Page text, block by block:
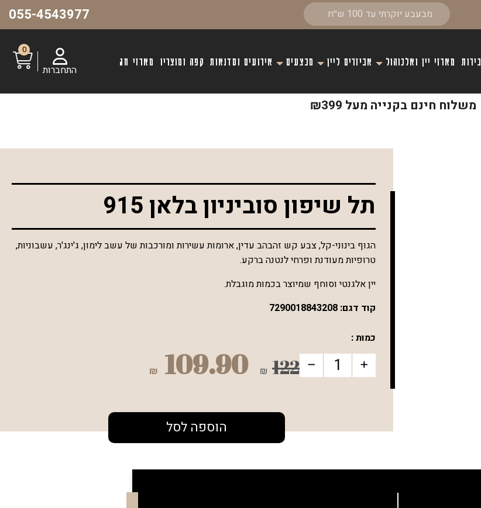
055-4543977
בירות מארזי יין ואלכוהול אביזרים ליין מבצעים אירועים וסדנאות קפה ומוצריו מארזי חג
התחברות
0
משלוח חינם בקנייה מעל ₪399
תל שיפון סוביניון בלאן 915
הגוף בינוני-קל, צבע קש זהבהב עדין, ארומות עשירות ומורכבות של עשב לימון, ג'ינג'ר, עשבוניות,
טרופיות מעודנת ופרחי לנטנה ברקע.
יין אלגנטי וסוחף שמיוצר בכמות מוגבלת.
קוד דגם: 7290018843208
כמות :
122
₪
109.90
₪
הוספה לסל